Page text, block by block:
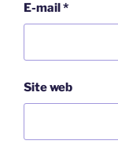
E-mail*
Site web